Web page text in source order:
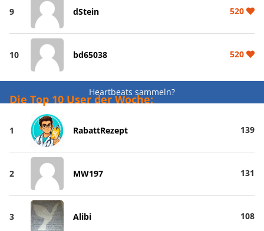
9 dStein 520
10 bd65038 520
Heartbeats sammeln?
Die Top 10 User der Woche:
1 RabattRezept 139
2 MW197 131
3 Alibi 108